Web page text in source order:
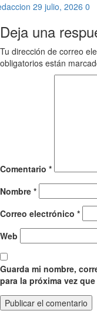
29 julio, 2026 0
Deja una
Tu dirección de correo
obligatorios están
Comentario *
Nombre *
Correo electrónico *
Web
Guarda mi nombre,
para la próxima vez